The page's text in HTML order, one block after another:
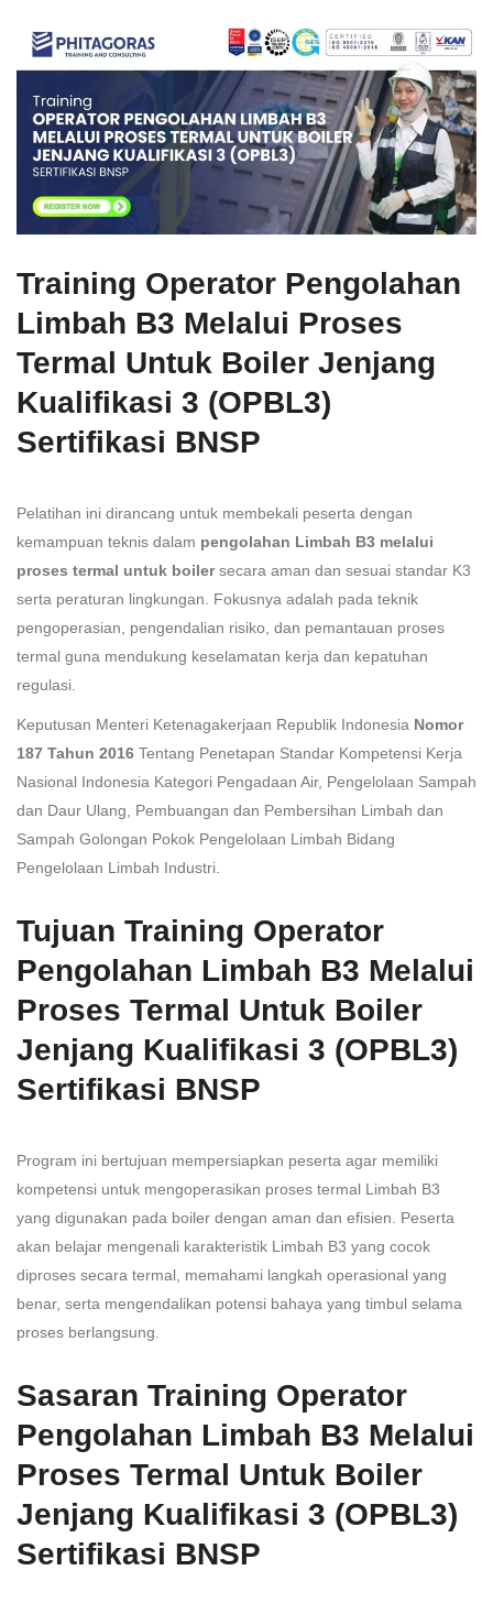
Training Operator Pengolahan
Limbah B3 Melalui Proses
Termal Untuk Boiler Jenjang
Kualifikasi 3 (OPBL3)
Sertifikasi BNSP
Pelatihan ini dirancang untuk membekali peserta dengan
kemampuan teknis dalam pengolahan Limbah B3 melalui
proses termal untuk boilersecara aman dan sesuai standar K3
serta peraturan lingkungan. Fokusnya adalah pada teknik
pengoperasian, pengendalian risiko, dan pemantauan proses
termal guna mendukung keselamatan kerja dan kepatuhan
regulasi.
Keputusan Menteri Ketenagakerjaan Republik Indonesia Nomor
187 Tahun 2016 Tentang Penetapan Standar Kompetensi Kerja
Nasional Indonesia Kategori Pengadaan Air, Pengelolaan Sampah
dan Daur Ulang, Pembuangan dan Pembersihan Limbah dan
Sampah Golongan Pokok Pengelolaan Limbah Bidang
Pengelolaan Limbah Industri.
Tujuan Training Operator
Pengolahan Limbah B3 Melalui
Proses Termal Untuk Boiler
Jenjang Kualifikasi 3 (OPBL3)
Sertifikasi BNSP
Program ini bertujuan mempersiapkan peserta agar memiliki
kompetensi untuk mengoperasikan proses termal Limbah B3
yang digunakan pada boiler dengan aman dan efisien. Peserta
akan belajar mengenali karakteristik Limbah B3 yang cocok
diproses secara termal, memahami langkah operasional yang
benar, serta mengendalikan potensi bahaya yang timbul selama
proses berlangsung.
Sasaran Training Operator
Pengolahan Limbah B3 Melalui
Proses Termal Untuk Boiler
Jenjang Kualifikasi 3 (OPBL3)
Sertifikasi BNSP